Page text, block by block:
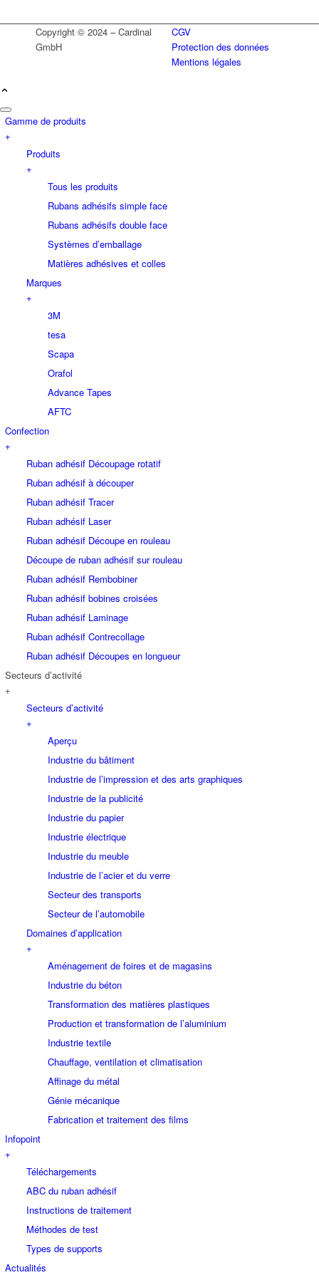
Copyright © 2024 – Cardinal
GmbH
CGV
Protection des données
Mentions légales
Gamme de produits
+
Produits
+
Tous les produits
Rubans adhésifs simple face
Rubans adhésifs double face
Systèmes d’emballage
Matières adhésives et colles
Marques
+
3M
tesa
Scapa
Orafol
Advance Tapes
AFTC
Confection
+
Ruban adhésif Découpage rotatif
Ruban adhésif à découper
Ruban adhésif Tracer
Ruban adhésif Laser
Ruban adhésif Découpe en rouleau
Découpe de ruban adhésif sur rouleau
Ruban adhésif Rembobiner
Ruban adhésif bobines croisées
Ruban adhésif Laminage
Ruban adhésif Contrecollage
Ruban adhésif Découpes en longueur
Secteurs d’activité
+
Secteurs d’activité
+
Aperçu
Industrie du bâtiment
Industrie de l’impression et des arts graphiques
Industrie de la publicité
Industrie du papier
Industrie électrique
Industrie du meuble
Industrie de l’acier et du verre
Secteur des transports
Secteur de l’automobile
Domaines d’application
+
Aménagement de foires et de magasins
Industrie du béton
Transformation des matières plastiques
Production et transformation de l’aluminium
Industrie textile
Chauffage, ventilation et climatisation
Affinage du métal
Génie mécanique
Fabrication et traitement des films
Infopoint
+
Téléchargements
ABC du ruban adhésif
Instructions de traitement
Méthodes de test
Types de supports
Actualités